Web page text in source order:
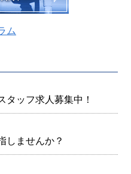
タッフ求人募集中！
しませんか？